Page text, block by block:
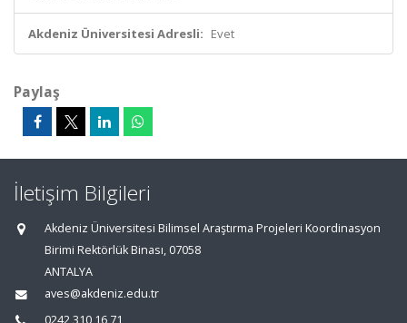
Akdeniz Üniversitesi Adresli: Evet
Paylaş
İletişim Bilgileri
Akdeniz Üniversitesi Bilimsel Araştırma Projeleri Koordinasyon
Birimi Rektörlük Binası, 07058
ANTALYA
aves@akdeniz.edu.tr
0242 310 16 71